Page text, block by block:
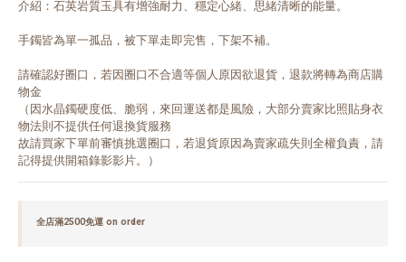
介紹：石英岩質玉具有增強耐力、穩定心緒、思緒清晰的能量。
手鐲皆為單一孤品，被下單走即完售，下架不補。
請確認好圈口，若因圈口不合適等個人原因欲退貨，退款將轉為商店購
物金
（因水晶鐲硬度低、脆弱，來回運送都是風險，大部分賣家比照貼身衣
物法則不提供任何退換貨服務
故請買家下單前審慎挑選圈口，若退貨原因為賣家疏失則全權負責，請
記得提供開箱錄影影片。）
全店滿2500免運 on order